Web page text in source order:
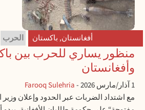
أفغانستان, باكستان الحرب
منظور يساري للحرب بين
وأفغانستان
1 آذار/مارس 2026 -
Farooq Sulehria
مع اشتداد الضربات عبر الحدود وإعلان وزير